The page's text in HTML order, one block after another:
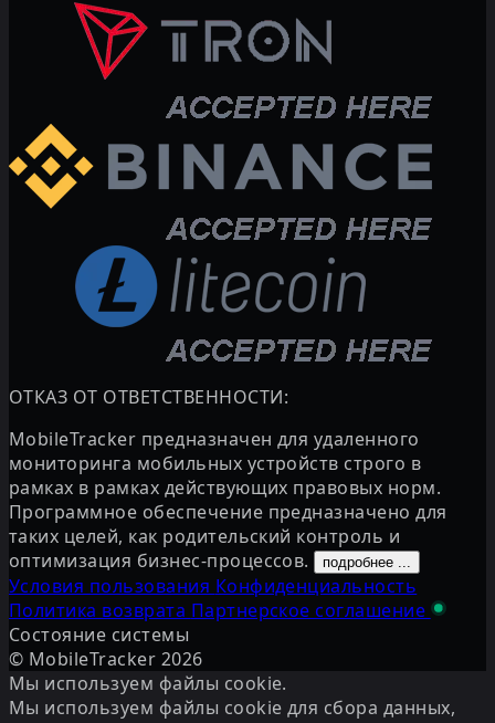
ОТКАЗ ОТ ОТВЕТСТВЕННОСТИ:
MobileTracker предназначен для удаленного
мониторинга мобильных устройств строго в
рамках в рамках действующих правовых норм.
Программное обеспечение предназначено для
таких целей, как родительский контроль и
оптимизация бизнес-процессов.
Условия пользования Конфиденциальность
Политика возврата Партнерское соглашение
Состояние системы
© MobileTracker 2026
Мы используем файлы cookie.
Мы используем файлы cookie для сбора данных,